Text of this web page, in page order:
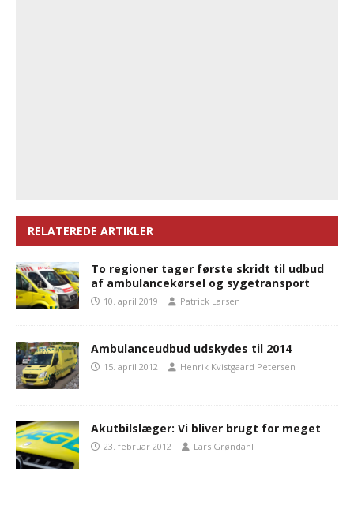
RELATEREDE ARTIKLER
To regioner tager første skridt til udbud
af ambulancekørsel og sygetransport
10. april 2019 Patrick Larsen
Ambulanceudbud udskydes til 2014
15. april 2012 Henrik Kvistgaard Petersen
Akutbilslæger: Vi bliver brugt for meget
23. februar 2012 Lars Grøndahl